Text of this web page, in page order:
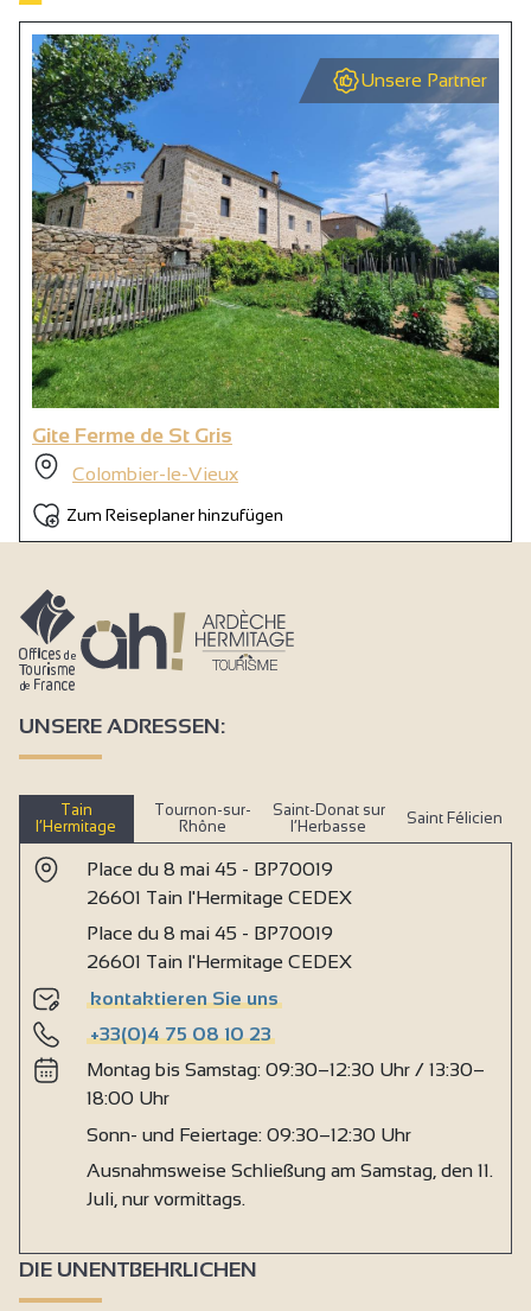
Unsere Partner
Gite Ferme de St Gris
Colombier-le-Vieux
Zum Reiseplaner hinzufügen
UNSERE ADRESSEN:
Tain
l’Hermitage
Tournon-sur-
Rhône
Saint-Donat sur
l’Herbasse
Saint Félicien
Place du 8 mai 45 - BP70019
26601 Tain l'Hermitage CEDEX
Place du 8 mai 45 - BP70019
26601 Tain l'Hermitage CEDEX
kontaktieren Sie uns
+33(0)4 75 08 10 23
Montag bis Samstag: 09:30–12:30 Uhr / 13:30–
18:00 Uhr
Sonn- und Feiertage: 09:30–12:30 Uhr
Ausnahmsweise Schließung am Samstag, den 11.
Juli, nur vormittags.
DIE UNENTBEHRLICHEN